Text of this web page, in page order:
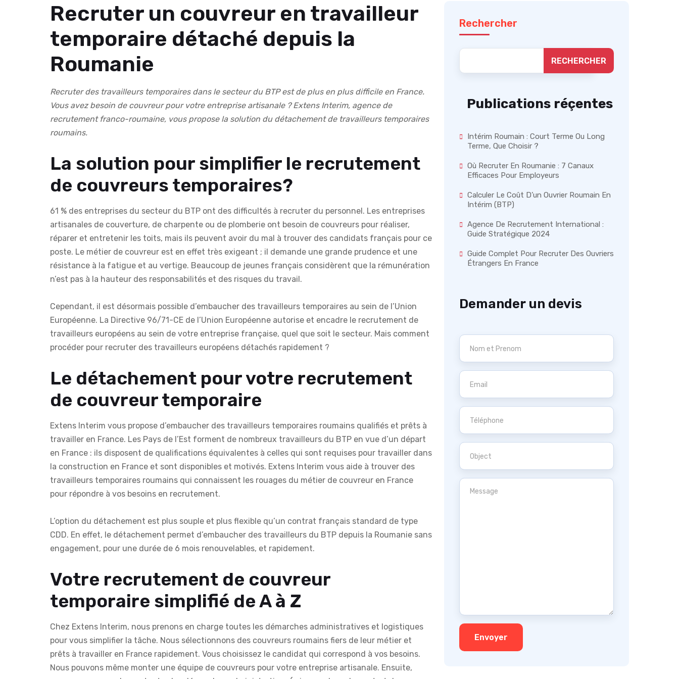
Recruter un couvreur en travailleur
temporaire détaché depuis la
Roumanie
Recruter des travailleurs temporaires dans le secteur du BTP est de plus en plus difficile en France.
Vous avez besoin de couvreur pour votre entreprise artisanale ? Extens Interim, agence de
recrutement franco-roumaine, vous propose la solution du détachement de travailleurs temporaires
roumains.
La solution pour simplifier le recrutement
de couvreurs temporaires?
61 % des entreprises du secteur du BTP ont des difficultés à recruter du personnel. Les entreprises
artisanales de couverture, de charpente ou de plomberie ont besoin de couvreurs pour réaliser,
réparer et entretenir les toits, mais ils peuvent avoir du mal à trouver des candidats français pour ce
poste. Le métier de couvreur est en effet très exigeant ; il demande une grande prudence et une
résistance à la fatigue et au vertige. Beaucoup de jeunes français considèrent que la rémunération
n’est pas à la hauteur des responsabilités et des risques du travail.
Cependant, il est désormais possible d’embaucher des travailleurs temporaires au sein de l’Union
Européenne. La Directive 96/71-CE de l’Union Européenne autorise et encadre le recrutement de
travailleurs européens au sein de votre entreprise française, quel que soit le secteur. Mais comment
procéder pour recruter des travailleurs européens détachés rapidement ?
Le détachement pour votre recrutement
de couvreur temporaire
Extens Interim vous propose d’embaucher des travailleurs temporaires roumains qualifiés et prêts à
travailler en France. Les Pays de l’Est forment de nombreux travailleurs du BTP en vue d’un départ
en France : ils disposent de qualifications équivalentes à celles qui sont requises pour travailler dans
la construction en France et sont disponibles et motivés. Extens Interim vous aide à trouver des
travailleurs temporaires roumains qui connaissent les rouages du métier de couvreur en France
pour répondre à vos besoins en recrutement.
L’option du détachement est plus souple et plus flexible qu’un contrat français standard de type
CDD. En effet, le détachement permet d’embaucher des travailleurs du BTP depuis la Roumanie sans
engagement, pour une durée de 6 mois renouvelables, et rapidement.
Votre recrutement de couvreur
temporaire simplifié de A à Z
Chez Extens Interim, nous prenons en charge toutes les démarches administratives et logistiques
pour vous simplifier la tâche. Nous sélectionnons des couvreurs roumains fiers de leur métier et
prêts à travailler en France rapidement. Vous choisissez le candidat qui correspond à vos besoins.
Nous pouvons même monter une équipe de couvreurs pour votre entreprise artisanale. Ensuite,
Rechercher
RECHERCHER
Publications réçentes
Intérim Roumain : Court Terme Ou Long
Terme, Que Choisir ?
Où Recruter En Roumanie : 7 Canaux
Efficaces Pour Employeurs
Calculer Le Coût D’un Ouvrier Roumain En
Intérim (BTP)
Agence De Recrutement International :
Guide Stratégique 2024
Guide Complet Pour Recruter Des Ouvriers
Étrangers En France
Demander un devis